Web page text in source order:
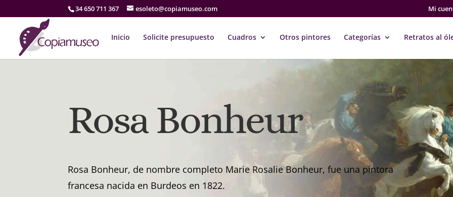
34 650 711 367 esoleto@copiamuseo.com Mi
Inicio Solicite presupuesto Cuadros Otros pintores Categorías Retratos al
Rosa Bonheur
Rosa Bonheur, de nombre completo Marie Rosalie Bonheur, fue una pintora
francesa nacida en Burdeos en 1822.